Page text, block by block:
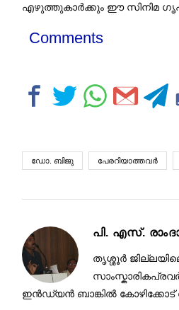
എഴുത്തുകാർക്കും ഈ സിനിമ
Comments
ഡോ. ബിജു പേരറിയാത്തവർ
പി. എസ്.
തൃശ്ശൂര്‍
ഇൻഡ്യൻ ബാങ്കിൽ